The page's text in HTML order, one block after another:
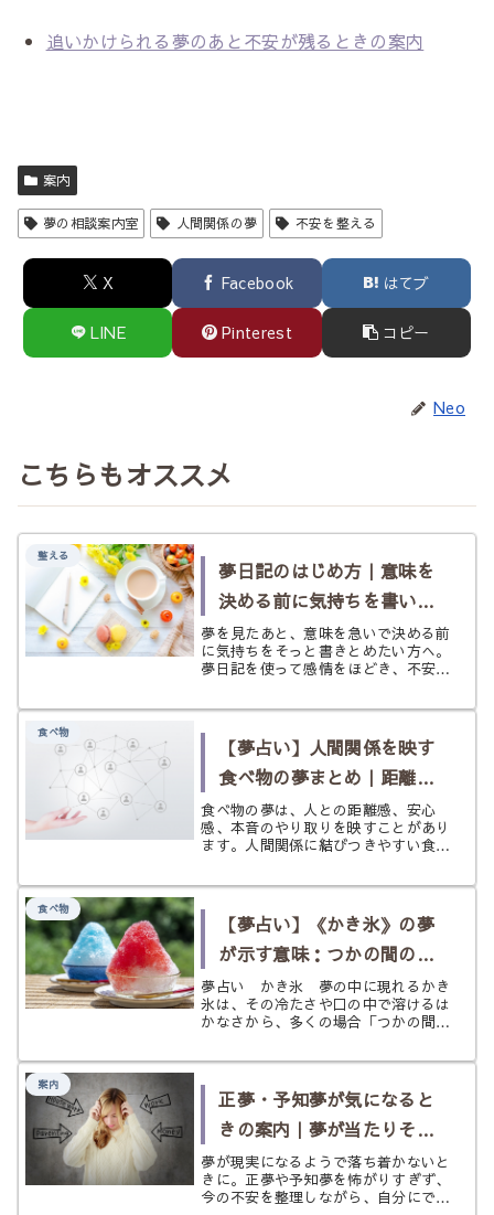
追いかけられる夢のあと不安が残るときの案内
案内
夢の相談案内室 人間関係の夢 不安を整える
X Facebook はてブ
LINE Pinterest コピー
Neo
こちらもオススメ
整える
夢日記のはじめ方｜意味を
決める前に気持ちを書いて
みたいときに
夢を見たあと、意味を急いで決める前
に気持ちをそっと書きとめたい方へ。
夢日記を使って感情をほどき、不安を
です。
食べ物
【夢占い】人間関係を映す
食べ物の夢まとめ｜距離
感・安心感・本音のやり取
りを読み解く
食べ物の夢は、人との距離感、安心
感、本音のやり取りを映すことがあり
ます。人間関係に結びつきやすい食べ
いに整理します。
食べ物
【夢占い】《かき氷》の夢
が示す意味：つかの間の喜
びと心の冷却
夢占い かき氷 夢の中に現れるかき
氷は、その冷たさや口の中で溶けるは
かなさから、多くの場合「つかの間の
冷却」を象徴します。 夢占いにおい
ている束の間の幸福感や、感情をクー
ル...
案内
正夢・予知夢が気になると
きの案内｜夢が当たりそう
で不安な夜に
夢が現実になるようで落ち着かないと
きに。正夢や予知夢を怖がりすぎず、
今の不安を整理しながら、自分にでき